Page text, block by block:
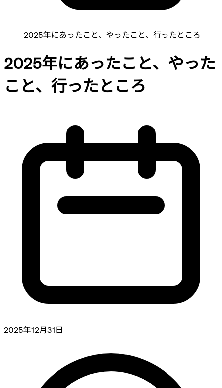
2025年にあったこと、やったこと、行ったところ
2025年にあったこと、やった
こと、行ったところ
2025年12月31日